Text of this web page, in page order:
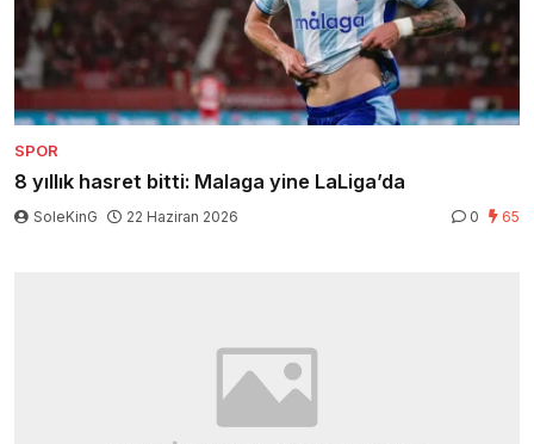
SPOR
8 yıllık hasret bitti: Malaga yine LaLiga’da
SoleKinG 22 Haziran 2026 0 65